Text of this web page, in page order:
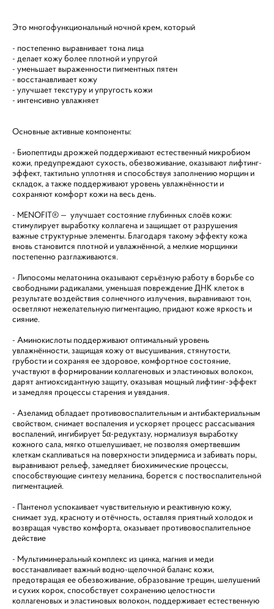
Это многофункциональный ночной крем, который
- постепенно выравнивает тона лица
- делает кожу более плотной и упругой
- уменьшает выраженности пигментных пятен
- восстанавливает кожу
- улучшает текстуру и упругость кожи
- интенсивно увлажняет
Основные активные компоненты:
- Биопептиды дрожжей поддерживают естественный микробиом
кожи, предупреждают сухость, обезвоживание, оказывают лифтинг-
эффект, тактильно уплотняя и способствуя заполнению морщин и
складок, а также поддерживают уровень увлажнённости и
сохраняют комфорт кожи на весь день.
- MENOFIT® — улучшает состояние глубинных слоёв кожи:
стимулирует выработку коллагена и защищает от разрушения
важные структурные элементы. Благодаря такому эффекту кожа
вновь становится плотной и увлажнённой, а мелкие морщинки
постепенно разглаживаются.
- Липосомы мелатонина оказывают серьёзную работу в борьбе со
свободными радикалами, уменьшая повреждение ДНК клеток в
результате воздействия солнечного излучения, выравнивают тон,
осветляют нежелательную пигментацию, придают коже яркость и
сияние.
- Аминокислоты поддерживают оптимальный уровень
увлажнённости, защищая кожу от высушивания, стянутости,
грубости и сохраняя ее здоровое, комфортное состояние,
участвуют в формировании коллагеновых и эластиновых волокон,
дарят антиоксидантную защиту, оказывая мощный лифтинг-эффект
и замедляя процессы старения и увядания.
- Азеламид обладает противовоспалительным и антибактериальным
свойством, снимает воспаления и ускоряет процесс рассасывания
воспалений, ингибирует 5α-редуктазу, нормализуя выработку
кожного сала, мягко отшелушивает, не позволяя омертвевшим
клеткам скапливаться на поверхности эпидермиса и забивать поры,
выравнивают рельеф, замедляет биохимические процессы,
способствующие синтезу меланина, борется с поствоспалительной
пигментацией.
- Пантенол успокаивает чувствительную и реактивную кожу,
снимает зуд, красноту и отёчность, оставляя приятный холодок и
возвращая чувство комфорта, оказывает противовоспалительное
действие
- Мультиминеральный комплекс из цинка, магния и меди
восстанавливает важный водно-щелочной баланс кожи,
предотвращая ее обезвоживание, образование трещин, шелушений
и сухих корок, способствует сохранению целостности
коллагеновых и эластиновых волокон, поддерживает естественную